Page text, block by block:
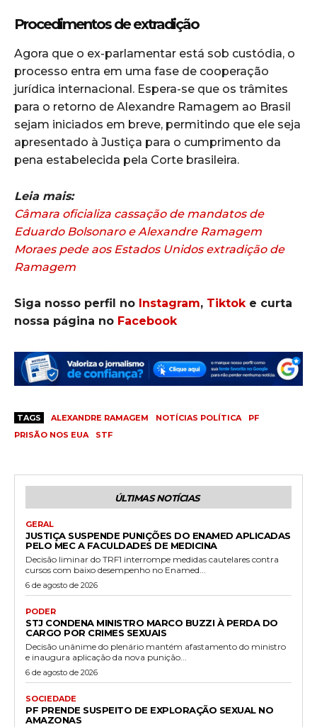
Procedimentos de extradição
Agora que o ex-parlamentar está sob custódia, o
processo entra em uma fase de cooperação
jurídica internacional. Espera-se que os trâmites
para o retorno de Alexandre Ramagem ao Brasil
sejam iniciados em breve, permitindo que ele seja
apresentado à Justiça para o cumprimento da
pena estabelecida pela Corte brasileira.
Leia mais:
Câmara oficializa cassação de mandatos de
Eduardo Bolsonaro e Alexandre Ramagem
Moraes pede aos Estados Unidos extradição de
Ramagem
Siga nosso perfil no Instagram, Tiktoke curta
nossa página no Facebook
TAGS ALEXANDRE RAMAGEM NOTÍCIAS POLÍTICA
PF
PRISÃO NOS EUA
STF
ÚLTIMAS NOTÍCIAS
GERAL
JUSTIÇA SUSPENDE PUNIÇÕES DO ENAMED APLICADAS
PELO MEC A FACULDADES DE MEDICINA
Decisão liminar do TRF1 interrompe medidas cautelares contra
cursos com baixo desempenho no Enamed...
6 de agosto de 2026
PODER
STJ CONDENA MINISTRO MARCO BUZZI À PERDA DO
CARGO POR CRIMES SEXUAIS
Decisão unânime do plenário mantém afastamento do ministro
e inaugura aplicação da nova punição...
6 de agosto de 2026
SOCIEDADE
PF PRENDE SUSPEITO DE EXPLORAÇÃO SEXUAL NO
AMAZONAS